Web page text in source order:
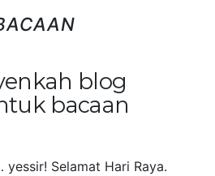
blog
bacaan
yessir! Selamat Hari Raya.